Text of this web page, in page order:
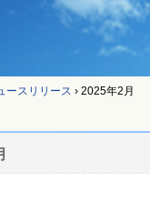
ースリリース › 2025年2月